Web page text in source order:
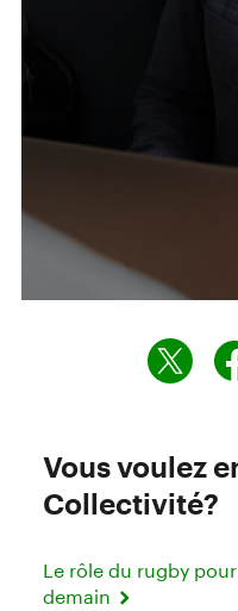
Vous voulez
Collectivité?
Le rôle du rugby
demain